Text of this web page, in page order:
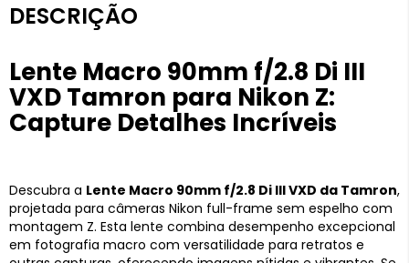
DESCRIÇÃO
Lente Macro 90mm f/2.8 Di III
VXD Tamron para Nikon Z:
Capture Detalhes Incríveis
Descubra a Lente Macro 90mm f/2.8 Di III VXD da Tamron,
projetada para câmeras Nikon full-frame sem espelho com
montagem Z. Esta lente combina desempenho excepcional
em fotografia macro com versatilidade para retratos e